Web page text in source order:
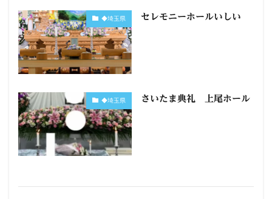
◆埼玉県 セレモニーホールいしい
◆埼玉県 さいたま典礼 上尾ホール